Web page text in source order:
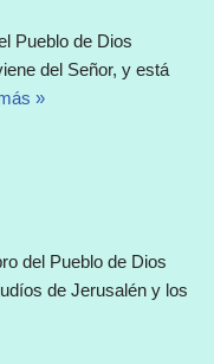
Pueblo de Dios
del Señor, y está
»
del Pueblo de Dios
de Jerusalén y los